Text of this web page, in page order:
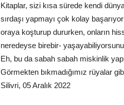
Kitaplar, sizi kısa sürede kendi
sırdaşı yapmayı çok kolay
oraya koşturup dururken, onların
neredeyse birebir-
Eh, bu da sabah sabah miskinlik
Görmekten bıkmadığımız rüyalar
Silivri, 05 Aralık 2022